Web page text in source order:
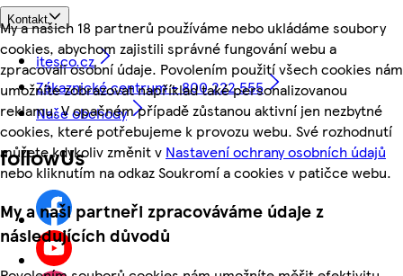
My a našich 18 partnerů používáme nebo ukládáme soubory
cookies, abychom zajistili správné fungování webu a
zpracovali osobní údaje. Povolením použití všech cookies nám
umožníte zobrazovat například také personalizovanou
reklamu. V opačném případě zůstanou aktivní jen nezbytné
cookies, které potřebujeme k provozu webu. Své rozhodnutí
můžete kdykoliv změnit v Nastavení ochrany osobních údajů
nebo kliknutím na odkaz Soukromí a cookies v patičce webu.
My a naši partneři zpracováváme údaje z
následujících důvodů
Kontakt
itesco.cz
Zákaznické centrum - 800 222 555
Naše obchody
followUs